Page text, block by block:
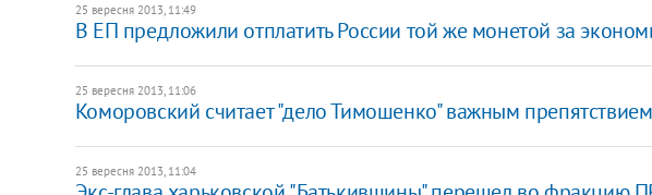
25 вересня 2013, 11:49
В ЕП предложили отплатить России той же монетой за
25 вересня 2013, 11:06
Коморовский считает "дело Тимошенко" важным
25 вересня 2013, 11:04